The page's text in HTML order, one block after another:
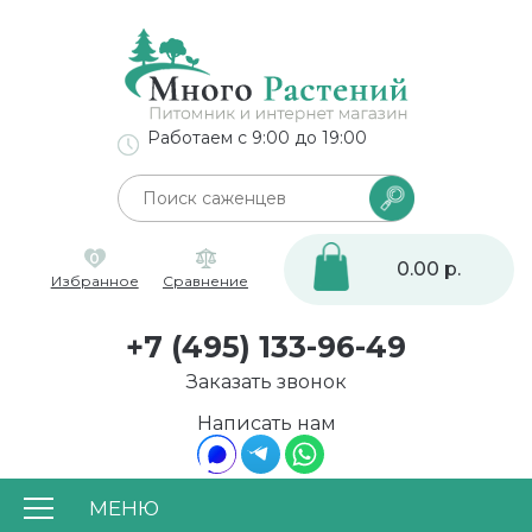
МЕНЮ
Написать нам
Работаем с 9:00 до 19:00
0
Избранное
Сравнение
0.00 р.
+7 (495) 133-96-49
Заказать звонок